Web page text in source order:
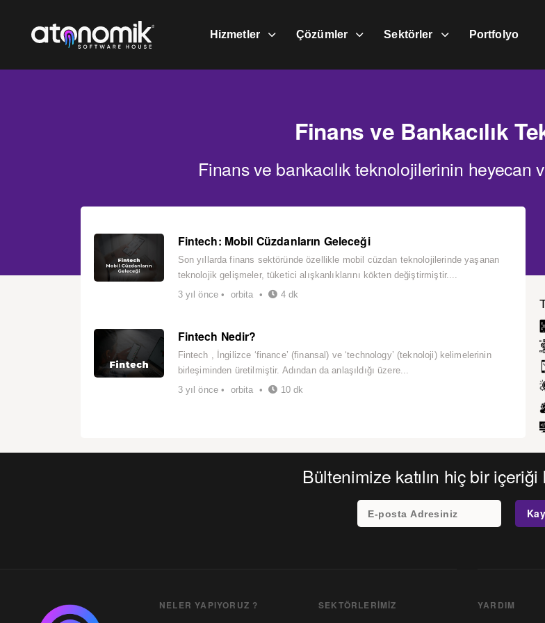
primary
Skip
Hizmetler Çözümler Sektörler Portfolyo
Finans ve Bankacılık
Finans ve bankacılık teknolojilerinin heyecan
Fintech: Mobil Cüzdanların Geleceği
Son yıllarda finans sektöründe özellikle mobil cüzdan teknolojilerinde yaşanan
teknolojik gelişmeler, tüketici alışkanlıklarını kökten değiştirmiştir....
3 yıl önce • orbita •
4 dk
Fintech Nedir?
Fintech , İngilizce ‘finance’ (finansal) ve ‘technology’ (teknoloji) kelimelerinin
birleşiminden üretilmiştir. Adından da anlaşıldığı üzere...
3 yıl önce • orbita •
10 dk
Bültenimize katılın hiç bir içeriği
NELER YAPIYORUZ ? SEKTÖRLERIMIZ YARDIM